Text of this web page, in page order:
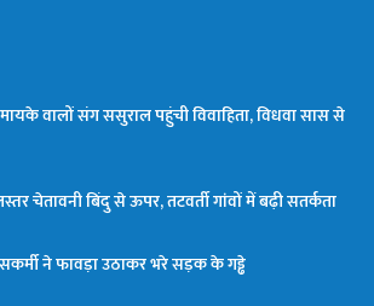
वालों संग ससुराल पहुंची विवाहिता, विधवा सास से
चेतावनी बिंदु से ऊपर, तटवर्ती गांवों में बढ़ी सतर्कता
ने फावड़ा उठाकर भरे सड़क के गड्ढे